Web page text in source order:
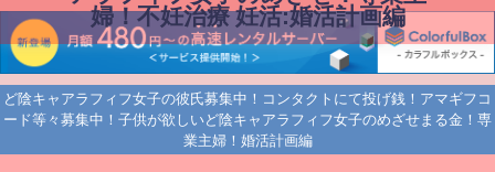
ど陰キャアラフィフ女子の彼氏募集中！コンタクトにて投げ銭！アマギフコ
ード等々募集中！子供が欲しいど陰キャアラフィフ女子のめざせまる金！専
業主婦！婚活計画編
婦！不妊治療 妊活:婚活計画編